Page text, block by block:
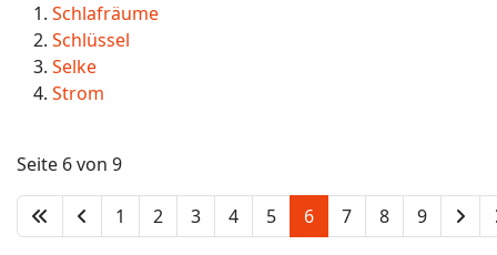
Schlafräume
Schlüssel
Selke
Strom
Seite 6 von 9
1 2 3 4 5 6 7 8 9